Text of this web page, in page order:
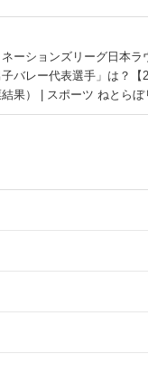
ネーションズリーグ日本
バレー代表選手」は？【
果） | スポーツ ねとらぼ